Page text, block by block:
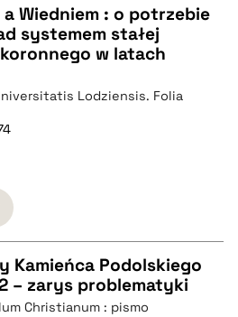
Wiedniem : o potrzebie
systemem stałej
w latach
Lodziensis. Folia
Kamieńca Podolskiego
– zarys problematyki
Christianum : pismo